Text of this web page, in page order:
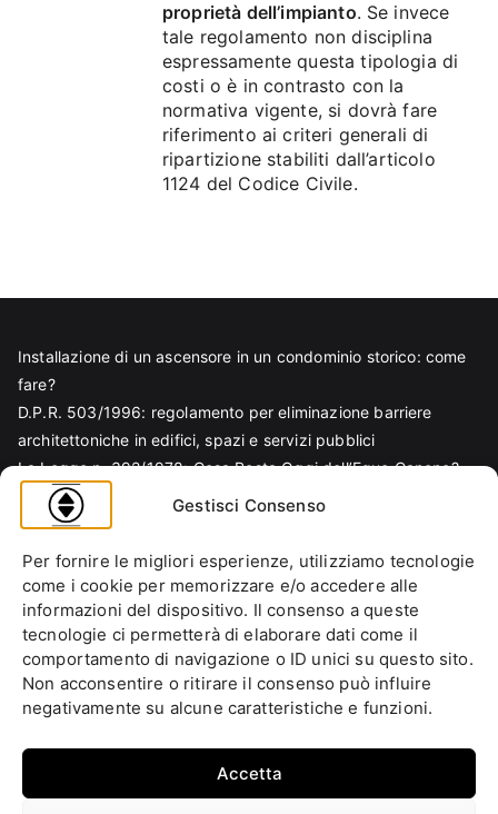
Gestisci Consenso
Per fornire le migliori esperienze, utilizziamo tecnologie
come i cookie per memorizzare e/o accedere alle
informazioni del dispositivo. Il consenso a queste
tecnologie ci permetterà di elaborare dati come il
comportamento di navigazione o ID unici su questo sito.
Non acconsentire o ritirare il consenso può influire
negativamente su alcune caratteristiche e funzioni.
Accetta
proprietà dell’impianto. Se invece
tale regolamento non disciplina
espressamente questa tipologia di
costi o è in contrasto con la
normativa vigente, si dovrà fare
riferimento ai criteri generali di
ripartizione stabiliti dall’articolo
1124 del Codice Civile.
Installazione di un ascensore in un condominio storico: come
fare?
D.P.R. 503/1996: regolamento per eliminazione barriere
architettoniche in edifici, spazi e servizi pubblici
La Legge n. 392/1978: Cosa Resta Oggi dell’Equo Canone?
Legge Regionale n. 6/1989: Analisi Tecnica per Progettisti e
Amministratori
Norma EN 81-70 e sicurezza nella progettazione ascensore
Ascensore Condominiale
Barriere Architettoniche
Codice Civile
Condominio
Decreto Ministeriale
Decreto Presidente della Repubblica
Ente italiano di normazione
Ente Nazionale di Unificazione
Normative Europee